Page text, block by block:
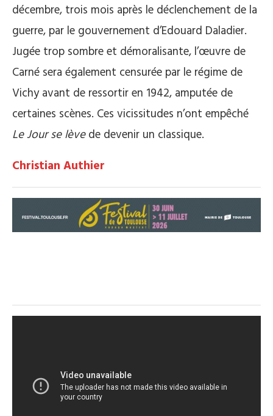
décembre, trois mois après le déclenchement de la
guerre, par le gouvernement d’Edouard Daladier.
Jugée trop sombre et démoralisante, l’œuvre de
Carné sera également censurée par le régime de
Vichy avant de ressortir en 1942, amputée de
certaines scènes. Ces vicissitudes n’ont empêché
Le Jour se lèvede devenir un classique.
Christian Authier